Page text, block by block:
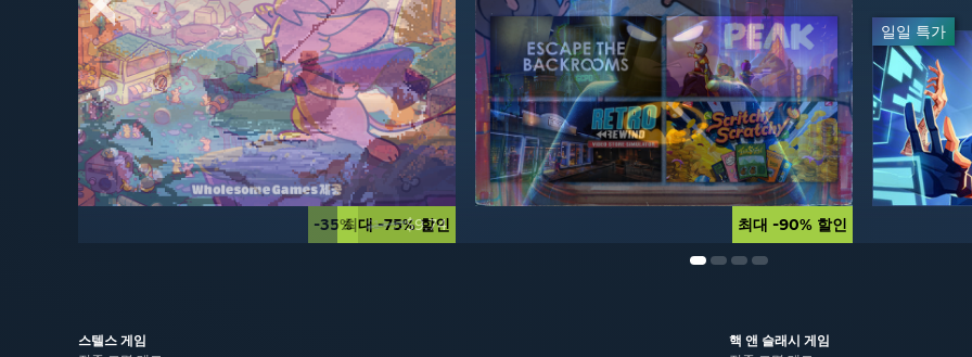
최대 -75% 할인 최대 -90% 할인
일일 특가
-35% $14.99$9.74 최대 -90% 할인
일일 특가
-70% $59.99$17.99 -67% $69.99$23.09
-95% $59.99 $2.99 -50% $39.99$19.99
스텔스 게임
핵 앤 슬래시 게임